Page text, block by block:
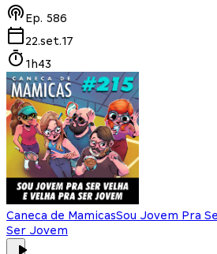
Ep. 586
22.set.17
1h43
Caneca de MamicasSou Jovem Pra
Ser Jovem